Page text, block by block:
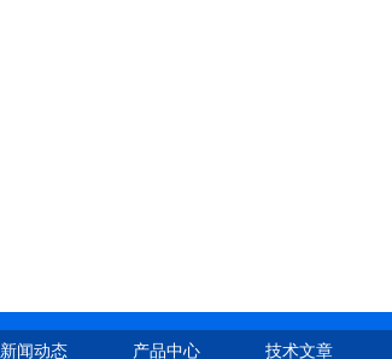
新闻动态 产品中心 技术文章